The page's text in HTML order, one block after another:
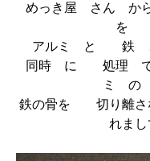
めっき屋 さん
を
アルミ と 鉄
同時 に 処理
ミ
鉄の骨を 切り離
れま